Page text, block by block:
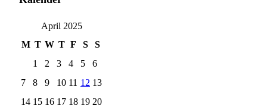
April 2025
M T W T F S
S
1
2 3 4 5
6
7
8 9 10 11 12 13
14 15 16 17 18 19 20